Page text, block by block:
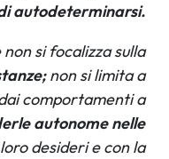
autodeterminarsi.
si focalizza sulla
non si limita a
comportamenti a
autonome nelle
desideri e con la